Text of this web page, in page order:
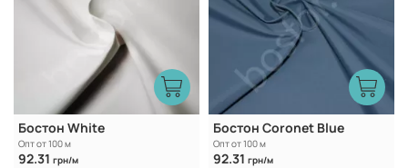
Бостон White
Опт от 100 м
92.31 грн/м
Бостон Coronet Blue
Опт от 100 м
92.31 грн/м